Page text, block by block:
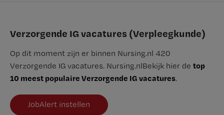
Verzorgende IG vacatures (Verpleegkunde)
Op dit moment zijn er binnen Nursing.nl 420
Verzorgende IG vacatures. Nursing.nlBekijk hier de top
10 meest populaire Verzorgende IG vacatures.
JobAlert instellen